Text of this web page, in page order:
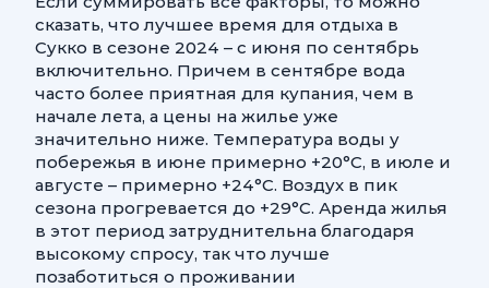
сказать, что лучшее время для отдыха в
Сукко в сезоне 2024 – с июня по сентябрь
включительно. Причем в сентябре вода
часто более приятная для купания, чем в
начале лета, а цены на жилье уже
значительно ниже. Температура воды у
побережья в июне примерно +20°С, в июле и
августе – примерно +24°C. Воздух в пик
сезона прогревается до +29°C. Аренда жилья
в этот период затруднительна благодаря
высокому спросу, так что лучше
позаботиться о проживании